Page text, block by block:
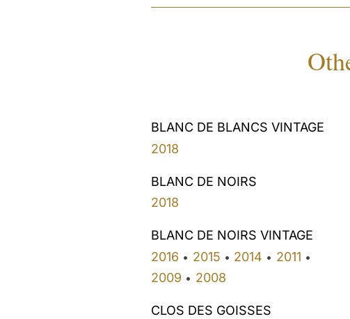
BLANC DE BLANCS VINTAGE
2018
BLANC DE NOIRS
2018
BLANC DE NOIRS VINTAGE
2016 • 2015 • 2014 • 2011 •
2009 • 2008
CLOS DES GOISSES